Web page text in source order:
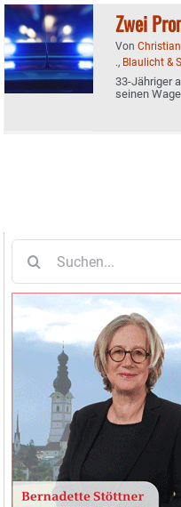
Zwei
Von
., Blaulicht &
33-Jähriger
seinen
nach: